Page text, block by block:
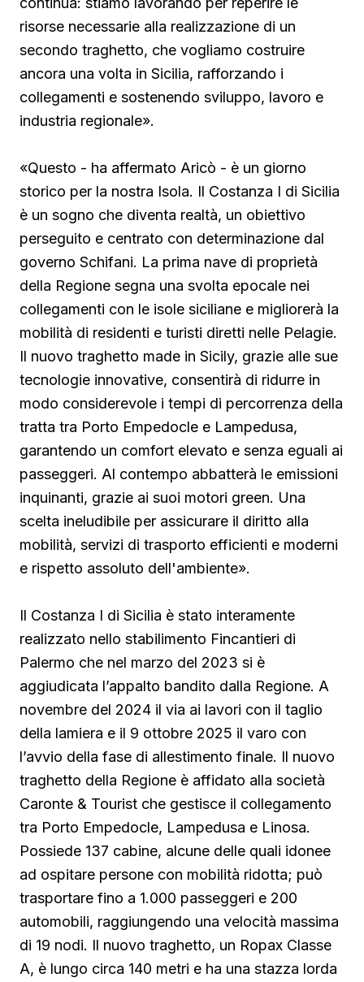
risorse necessarie alla realizzazione di un
secondo traghetto, che vogliamo costruire
ancora una volta in Sicilia, rafforzando i
collegamenti e sostenendo sviluppo, lavoro e
industria regionale».
«Questo - ha affermato Aricò - è un giorno
storico per la nostra Isola. Il Costanza I di Sicilia
è un sogno che diventa realtà, un obiettivo
perseguito e centrato con determinazione dal
governo Schifani. La prima nave di proprietà
della Regione segna una svolta epocale nei
collegamenti con le isole siciliane e migliorerà la
mobilità di residenti e turisti diretti nelle Pelagie.
Il nuovo traghetto made in Sicily, grazie alle sue
tecnologie innovative, consentirà di ridurre in
modo considerevole i tempi di percorrenza della
tratta tra Porto Empedocle e Lampedusa,
garantendo un comfort elevato e senza eguali ai
passeggeri. Al contempo abbatterà le emissioni
inquinanti, grazie ai suoi motori green. Una
scelta ineludibile per assicurare il diritto alla
mobilità, servizi di trasporto efficienti e moderni
e rispetto assoluto dell'ambiente».
Il Costanza I di Sicilia è stato interamente
realizzato nello stabilimento Fincantieri di
Palermo che nel marzo del 2023 si è
aggiudicata l’appalto bandito dalla Regione. A
novembre del 2024 il via ai lavori con il taglio
della lamiera e il 9 ottobre 2025 il varo con
l’avvio della fase di allestimento finale. Il nuovo
traghetto della Regione è affidato alla società
Caronte & Tourist che gestisce il collegamento
tra Porto Empedocle, Lampedusa e Linosa.
Possiede 137 cabine, alcune delle quali idonee
ad ospitare persone con mobilità ridotta; può
trasportare fino a 1.000 passeggeri e 200
automobili, raggiungendo una velocità massima
di 19 nodi. Il nuovo traghetto, un Ropax Classe
A, è lungo circa 140 metri e ha una stazza lorda